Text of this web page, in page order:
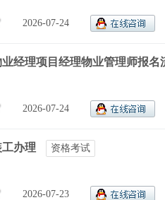
2026-07-24
经理项目经理物业管理师报名
2026-07-24
办理
资格考试
2026-07-23